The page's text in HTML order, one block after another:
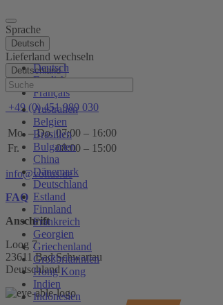
Sprache
Deutsch
Deutsch
English
Français
Lieferland wechseln
Deutschland
Australien
Belgien
Brasilien
Bulgarien
China
Dänemark
Deutschland
Estland
Finnland
Frankreich
Georgien
Griechenland
Großbritannien
Hong Kong
Indien
Indonesien
Hilfe
+49 (0) 451 989 030
Mo. – Do. 07:00 – 16:00
Fr.
08:00 – 15:00
info@voltus.de
FAQ
Anschrift
Loog 7
23611 Bad Schwartau
Deutschland